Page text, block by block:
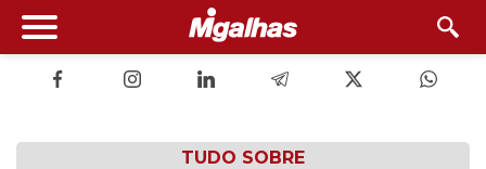
TUDO SOBRE